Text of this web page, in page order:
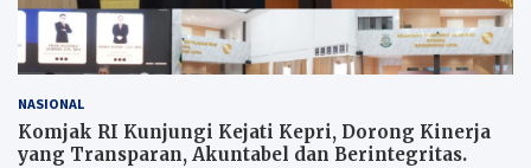
NASIONAL
Komjak RI Kunjungi Kejati Kepri, Dorong Kinerja
yang Transparan, Akuntabel dan Berintegritas.